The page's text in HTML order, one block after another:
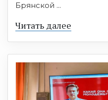
Брянской ...
Читать далее